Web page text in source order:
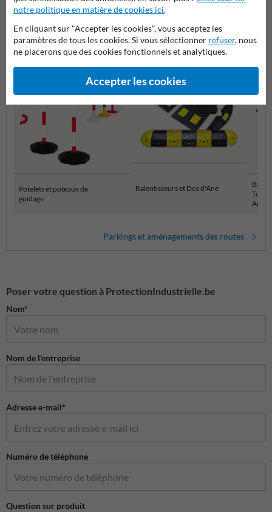
Catégories dans cette groupe
Potelets et poteaux de
guidage
Ralentisseurs et Dos d'Âne
Parkings et aménagements des routes
Poser votre question à ProtectionIndustrielle.be
Nom*
Nom de l'entreprise
Adresse e-mail*
Numéro de téléphone
Question sur produit
notre politique en matière de cookies ici.
En cliquant sur "Accepter les cookies", vous acceptez les
paramètres de tous les cookies. Si vous sélectionner refuser, nous
ne placerons que des cookies fonctionnels et analytiques.
Accepter les cookies